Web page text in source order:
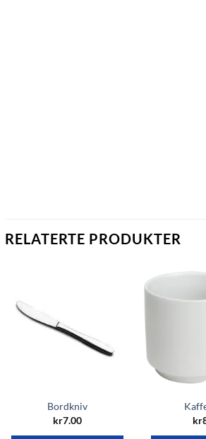
RELATERTE PRODUKTER
Bordkniv
kr7.00
kr